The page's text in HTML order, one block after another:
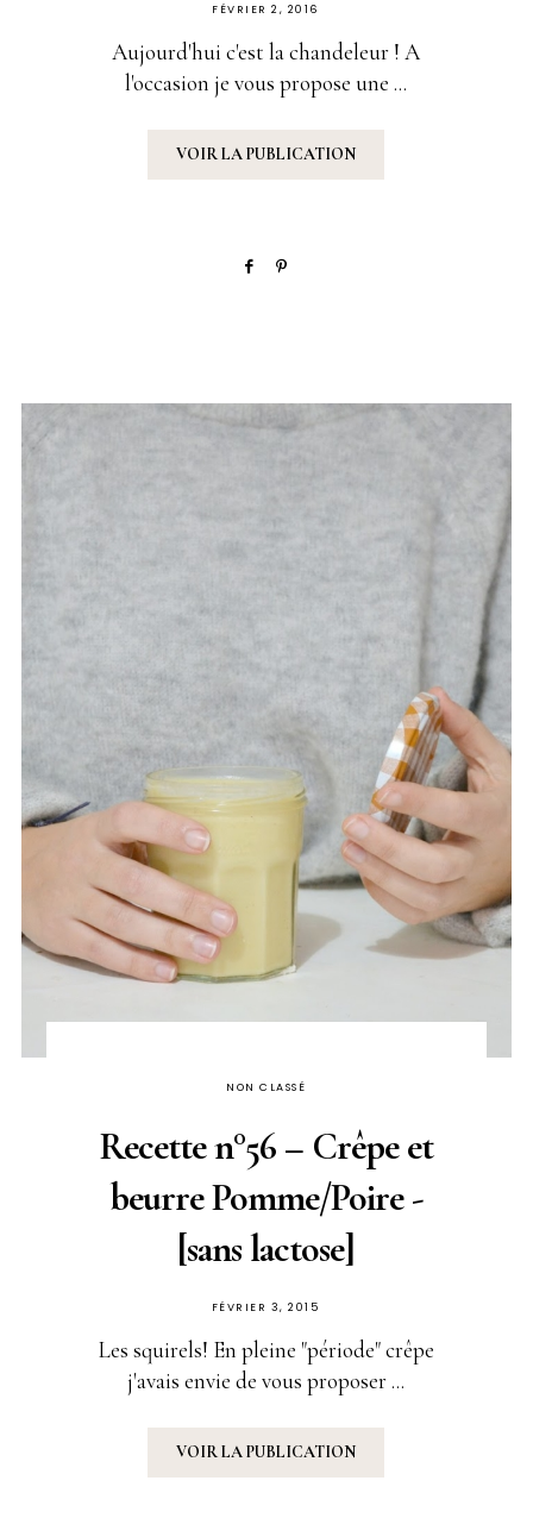
PUBLIÉ
FÉVRIER 2, 2016
Aujourd'hui c'est la chandeleur ! A
l'occasion je vous propose une ...
VOIR LA PUBLICATION
NON CLASSÉ
Recette n°56 – Crêpe et
beurre Pomme/Poire -
[sans lactose]
PUBLIÉ
FÉVRIER 3, 2015
Les squirels! En pleine "période" crêpe
j'avais envie de vous proposer ...
VOIR LA PUBLICATION